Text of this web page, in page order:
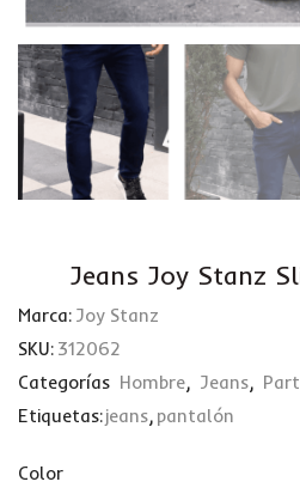
Jeans Joy Stanz
Marca: Joy Stanz
SKU: 312062
Categorías Hombre, Jeans,
Etiquetas:jeans, pantalón
Color